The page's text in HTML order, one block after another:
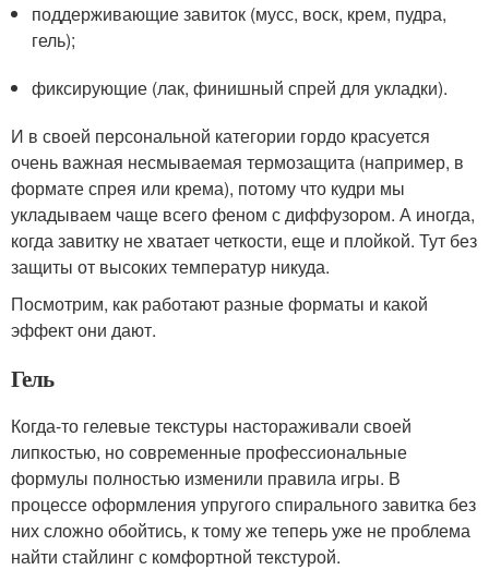
поддерживающие завиток (мусс, воск, крем, пудра,
гель);
фиксирующие (лак, финишный спрей для укладки).
И в своей персональной категории гордо красуется
очень важная несмываемая термозащита (например, в
формате спрея или крема), потому что кудри мы
укладываем чаще всего феном с диффузором. А иногда,
когда завитку не хватает четкости, еще и плойкой. Тут без
защиты от высоких температур никуда.
Посмотрим, как работают разные форматы и какой
эффект они дают.
Гель
Когда-то гелевые текстуры настораживали своей
липкостью, но современные профессиональные
формулы полностью изменили правила игры. В
процессе оформления упругого спирального завитка без
них сложно обойтись, к тому же теперь уже не проблема
найти стайлинг с комфортной текстурой.